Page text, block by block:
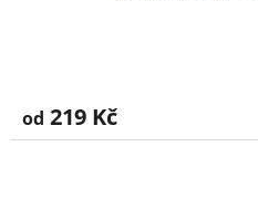
je
4,3
od 219 Kč